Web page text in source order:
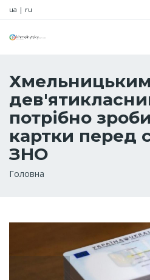
ua | ru
Хмельницьким
потрібно
картки перед
ЗНО
Рядок
Головна